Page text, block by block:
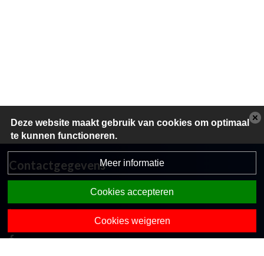
Contactgegevens
0547-363365
directie.obsdezwaluw@opohvt.nl
Deze website maakt gebruik van cookies om optimaal
te kunnen functioneren.
Meer informatie
Cookies accepteren
Cookies weigeren